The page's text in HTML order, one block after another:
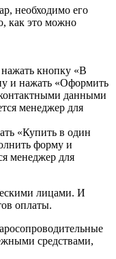
необходимо его
как это можно
кнопку «В
и нажать «Оформить
данными
менеджер для
«Купить в один
форму и
менеджер для
лицами. И
оплаты.
средствами,